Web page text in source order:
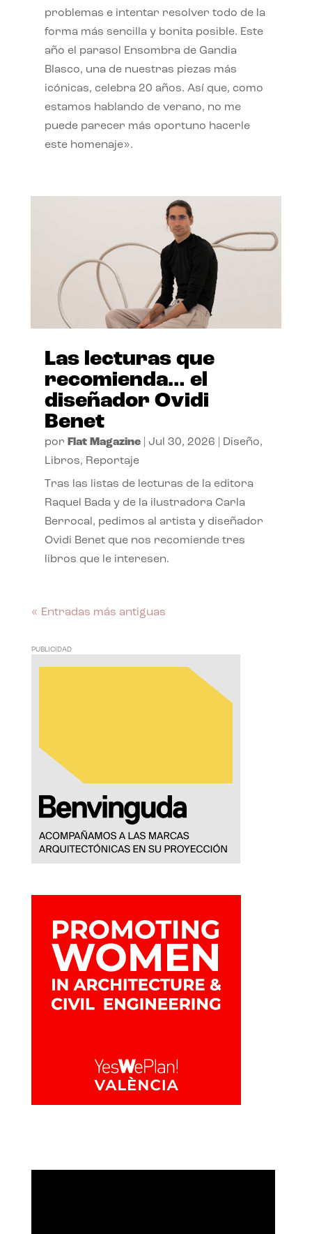
problemas e intentar resolver todo de la
forma más sencilla y bonita posible. Este
año el parasol Ensombra de Gandia
Blasco, una de nuestras piezas más
icónicas, celebra 20 años. Así que, como
estamos hablando de verano, no me
puede parecer más oportuno hacerle
este homenaje».
Las lecturas que
recomienda… el
diseñador Ovidi
Benet
por Flat Magazine| Jul 30, 2026 Diseño,
Libros, Reportaje
Tras las listas de lecturas de la editora
Raquel Bada y de la ilustradora Carla
Berrocal, pedimos al artista y diseñador
Ovidi Benet que nos recomiende tres
libros que le interesen.
« Entradas más antiguas
PUBLICIDAD